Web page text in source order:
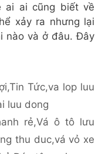
ai ai cũng biết về
xảy ra nhưng lại
nào và ở đâu. Đây
,Tin Tức,va lop luu
luu dong
rẻ,Vá ô tô lưu
thu duc,vá vỏ xe